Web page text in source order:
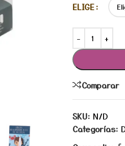
ELIGE
Comparar
SKU: N/D
Categorías: